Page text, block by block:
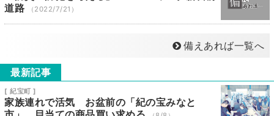
道路
（2022/7/21）
備えあれば一覧へ
最新記事
[ 紀宝町 ]
家族連れで活気 お盆前の「紀の宝みなと